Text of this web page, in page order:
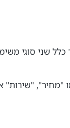
שני סוגי
"שירות"